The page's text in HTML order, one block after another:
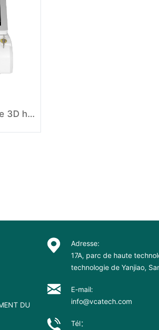
Échographie focalisée 3D haute intensité sans centre
DU
Adresse:
17A, parc de haute
technologie de Yanjiao,
E-mail:
info@vcatech.com
Tél：